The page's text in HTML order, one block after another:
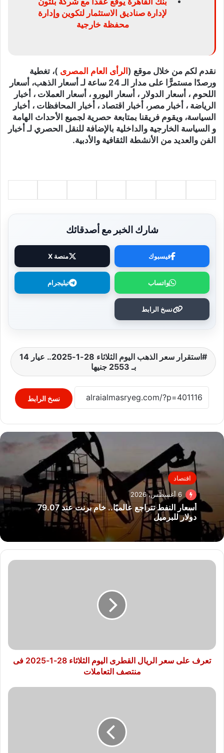
لإدارة صناديق الاستثمار لتكوين وإدارة
محفظة خارجية
نقدم لكم من خلال موقع (الرأى العام المصرى )، تغطية
ورصدًا مستمرًّا على مدار الـ 24 ساعة لـ أسعار الذهب، أسعار
اللحوم ، أسعار الدولار ، أسعار اليورو ، أسعار العملات ، أخبار
الرياضة ، أخبار مصر، أخبار اقتصاد ، أخبار المحافظات ، أخبار
السياسة، ويقوم فريقنا بمتابعة حصرية لجميع الأحداث الهامة
و السياسة الخارجية والداخلية بالإضافة للنقل الحصري لـ أخبار
الفن والعديد من الأنشطة الثقافية والأدبية.
شارك الخبر مع أصدقائك
فيسبوك منصة X
واتساب تيليجرام
نسخ الرابط
استقرار سعر الذهب اليوم الثلاثاء 28-1-2025.. عيار 14
بـ 2553 جنيها
نسخ الرابط
اقتصاد
6 أغسطس، 2026
أسعار النفط تتراجع عالميًا.. خام برنت عند 79.07
دولار للبرميل
تعرف
1-
2025
التعاملات
تعرف على سعر الريال القطرى اليوم الثلاثاء 28-1-2025 فى
منتصف التعاملات
دار